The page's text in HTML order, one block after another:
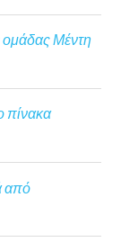
Μέντη
πίνακα
από